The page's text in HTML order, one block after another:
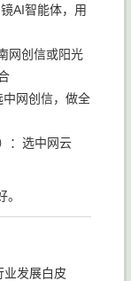
AI智能体，用
网创信或阳光
网创信，做全
：选中网云
业发展白皮